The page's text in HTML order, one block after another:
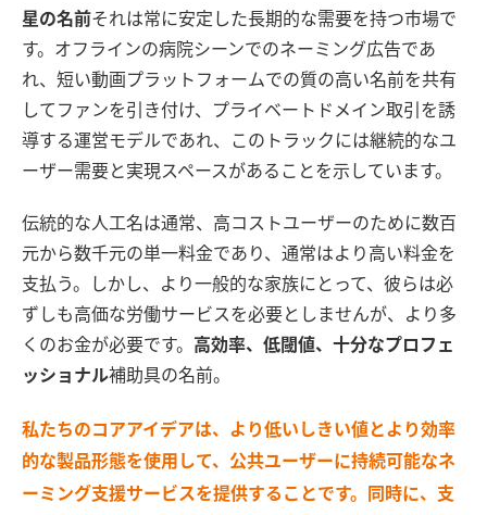
星の名前それは常に安定した長期的な需要を持つ市場で
す。オフラインの病院シーンでのネーミング広告であ
れ、短い動画プラットフォームでの質の高い名前を共有
してファンを引き付け、プライベートドメイン取引を誘
導する運営モデルであれ、このトラックには継続的なユ
ーザー需要と実現スペースがあることを示しています。
伝統的な人工名は通常、高コストユーザーのために数百
元から数千元の単一料金であり、通常はより高い料金を
支払う。しかし、より一般的な家族にとって、彼らは必
ずしも高価な労働サービスを必要としませんが、より多
くのお金が必要です。 高効率、低閾値、十分なプロフェ
ッショナル補助具の名前。
私たちのコアアイデアは、より低いしきい値とより効率
的な製品形態を使用して、公共ユーザーに持続可能なネ
ーミング支援サービスを提供することです。同時に、支